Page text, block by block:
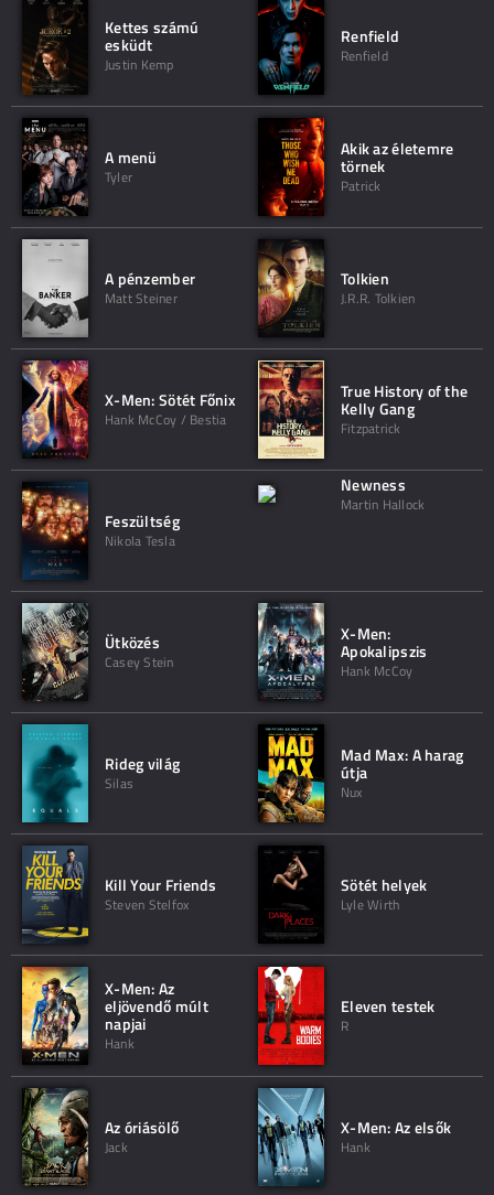
Kettes számú
esküdt
Justin Kemp
Renfield
Renfield
A menü
Tyler
Akik az életemre
törnek
Patrick
A pénzember
Matt Steiner
Tolkien
J.R.R. Tolkien
X-Men: Sötét Főnix
Hank McCoy / Bestia
True History of the
Kelly Gang
Fitzpatrick
Feszültség
Nikola Tesla
Newness
Martin Hallock
Ütközés
Casey Stein
X-Men:
Apokalipszis
Hank McCoy
Rideg világ
Silas
Mad Max: A harag
útja
Nux
Kill Your Friends
Steven Stelfox
Sötét helyek
Lyle Wirth
X-Men: Az
eljövendő múlt
napjai
Hank
Eleven testek
R
Az óriásölő
Jack
X-Men: Az elsők
Hank